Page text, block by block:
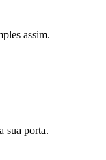
assim.
sua porta.